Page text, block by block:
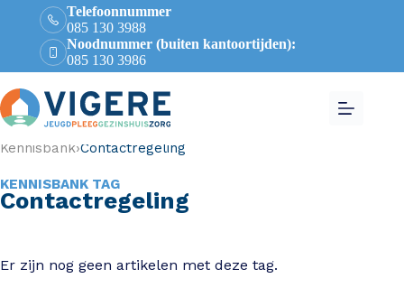
Telefoonnummer
085 130 3988
Noodnummer (buiten kantoortijden):
085 130 3986
Kennisbank›Contactregeling
KENNISBANK TAG
Contactregeling
Er zijn nog geen artikelen met deze tag.